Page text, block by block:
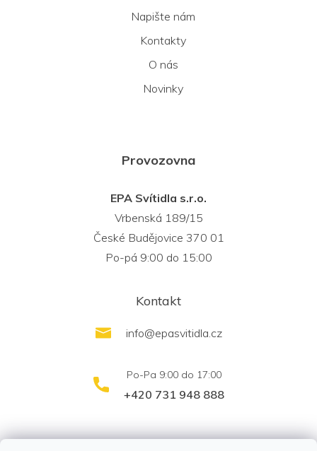
Napište nám
Kontakty
O nás
Novinky
Provozovna
EPA Svítidla s.r.o.
Vrbenská 189/15
České Budějovice 370 01
Po-pá 9:00 do 15:00
Kontakt
info@epasvitidla.cz
+420 731 948 888